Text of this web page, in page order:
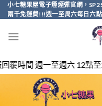
Skip
to
小七糖果屋電子煙煙彈官網，
兩千免運費!!!週一至周六每日六
至20點，sp2s/relx/kiss/